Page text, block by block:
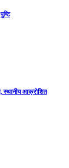
स्थानीय आक्रोशित